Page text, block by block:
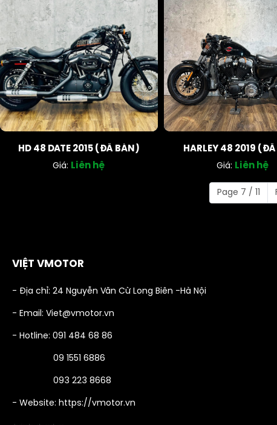
HD 48 DATE 2015 (ĐÃ BÁN)
Giá: Liên hệ
HARLEY 48 2019
Giá: Liên hệ
Page 7 / 11
VIỆT VMOTOR
- Địa chỉ: 24 Nguyễn Văn Cừ Long Biên -Hà Nội
- Email: Viet@vmotor.vn
- Hotline: 091 484 68 86
09 1551 6886
093 223 8668
- Website: https://vmotor.vn